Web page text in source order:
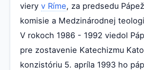
viery v Ríme, za predsedu
komisie a Medzinárodnej
V rokoch 1986 - 1992 viedol
pre zostavenie Katechizmu
konzistóriu 5. apríla 1993 ho